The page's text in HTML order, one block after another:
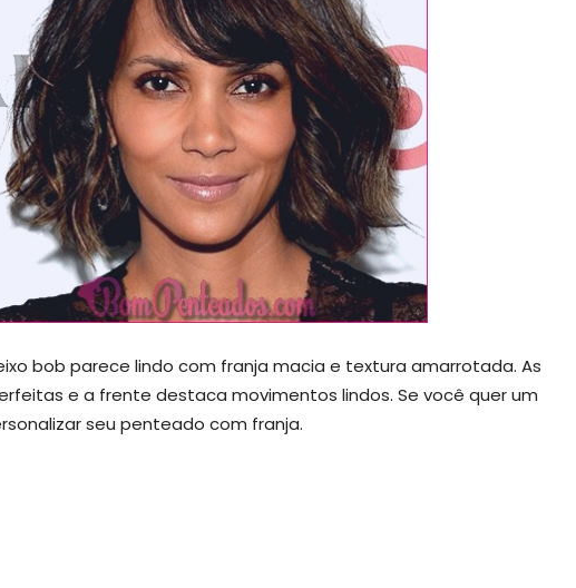
bob parece lindo com franja macia e textura amarrotada. As
e a frente destaca movimentos lindos. Se você quer um
seu penteado com franja.